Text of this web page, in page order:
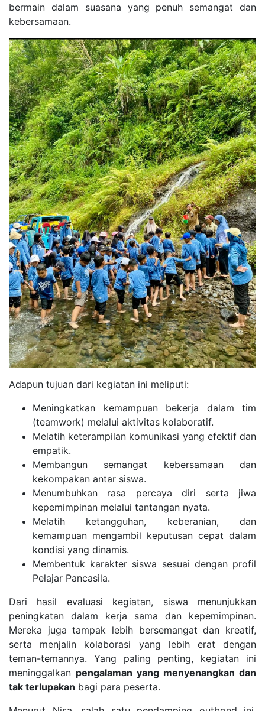
bermain dalam suasana yang penuh semangat dan
kebersamaan.
Adapun tujuan dari kegiatan ini meliputi:
Meningkatkan kemampuan bekerja dalam tim
(teamwork) melalui aktivitas kolaboratif.
Melatih keterampilan komunikasi yang efektif dan
empatik.
Membangun semangat kebersamaan dan
kekompakan antar siswa.
Menumbuhkan rasa percaya diri serta jiwa
kepemimpinan melalui tantangan nyata.
Melatih ketangguhan, keberanian, dan
kemampuan mengambil keputusan cepat dalam
kondisi yang dinamis.
Membentuk karakter siswa sesuai dengan profil
Pelajar Pancasila.
Dari hasil evaluasi kegiatan, siswa menunjukkan
peningkatan dalam kerja sama dan kepemimpinan.
Mereka juga tampak lebih bersemangat dan kreatif,
serta menjalin kolaborasi yang lebih erat dengan
teman-temannya. Yang paling penting, kegiatan ini
meninggalkan pengalaman yang menyenangkan dan
tak terlupakan bagi para peserta.